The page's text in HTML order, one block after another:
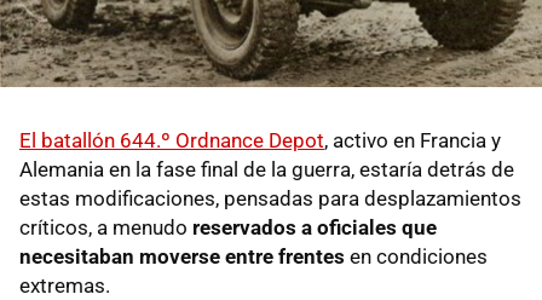
El batallón 644.º Ordnance Depot, activo en Francia y
Alemania en la fase final de la guerra, estaría detrás de
estas modificaciones, pensadas para desplazamientos
críticos, a menudo reservados a oficiales que
necesitaban moverse entre frentes en condiciones
extremas.